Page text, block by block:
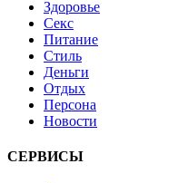
Здоровье
Секс
Питание
Стиль
Деньги
Отдых
Персона
Новости
СЕРВИСЫ